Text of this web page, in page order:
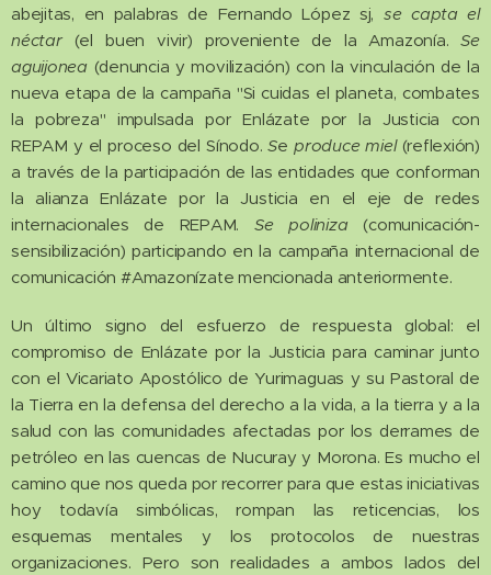
abejitas, en palabras de Fernando López sj, se capta el
néctar(el buen vivir) proveniente de la Amazonía.Se
aguijonea (denuncia y movilización) con la vinculación de la
nueva etapa de la campaña "Si cuidas el planeta, combates
la pobreza" impulsada por Enlázate por la Justicia con
REPAM y el proceso del Sínodo.Se produce miel (reflexión)
a través de la participación de las entidades que conforman
la alianza Enlázate por la Justicia en el eje de redes
internacionales de REPAM. Se poliniza (comunicación-
sensibilización) participando en la campaña internacional de
comunicación #Amazonízate mencionada anteriormente.
Un último signo del esfuerzo de respuesta global: el
compromiso de Enlázate por la Justicia para caminar junto
con el Vicariato Apostólico de Yurimaguas y su Pastoral de
la Tierra en la defensa del derecho a la vida, a la tierra y a la
salud con las comunidades afectadas por los derrames de
petróleo en las cuencas de Nucuray y Morona. Es mucho el
camino que nos queda por recorrer para que estas iniciativas
hoy todavía simbólicas, rompan las reticencias, los
esquemas mentales y los protocolos de nuestras
organizaciones. Pero son realidades a ambos lados del